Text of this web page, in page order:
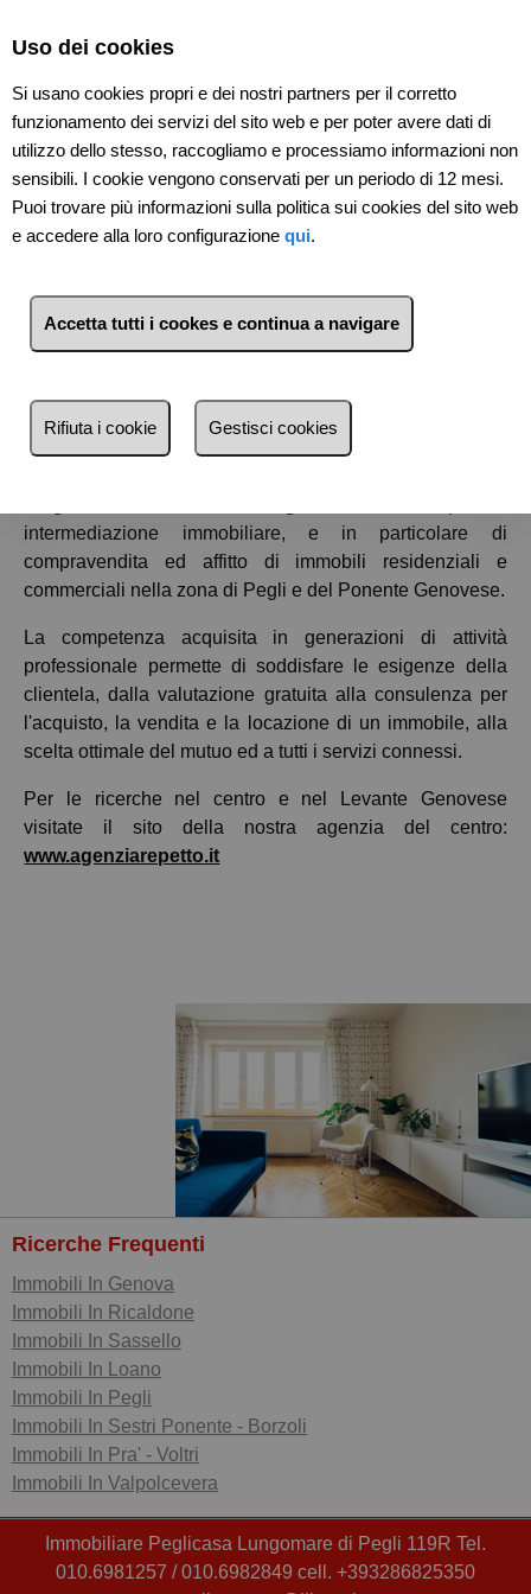
P iù di una semplice agenzia immobiliare
intermediazione immobiliare, e in particolare di
compravendita ed affitto di immobili residenziali e
commerciali nella zona di Pegli e del Ponente Genovese.
La competenza acquisita in generazioni di attività
professionale permette di soddisfare le esigenze della
clientela, dalla valutazione gratuita alla consulenza per
l'acquisto, la vendita e la locazione di un immobile, alla
scelta ottimale del mutuo ed a tutti i servizi connessi.
Per le ricerche nel centro e nel Levante Genovese
visitate il sito della nostra agenzia del centro:
www.agenziarepetto.it
Ricerche Frequenti
Immobili In Genova
Immobili In Ricaldone
Immobili In Sassello
Immobili In Loano
Immobili In Pegli
Immobili In Sestri Ponente - Borzoli
Immobili In Pra' - Voltri
Immobili In Valpolcevera
Immobiliare Peglicasa Lungomare di Pegli 119R Tel.
010.6981257 / 010.6982849 cell. +393286825350
Uso dei cookies
Si usano cookies propri e dei nostri partners per il corretto
funzionamento dei servizi del sito web e per poter avere dati di
utilizzo dello stesso, raccogliamo e processiamo informazioni non
sensibili. I cookie vengono conservati per un periodo di 12 mesi.
Puoi trovare più informazioni sulla politica sui cookies del sito web
e accedere alla loro configurazione qui.
Accetta tutti i cookes e continua a navigare
Rifiuta i cookie Gestisci cookies